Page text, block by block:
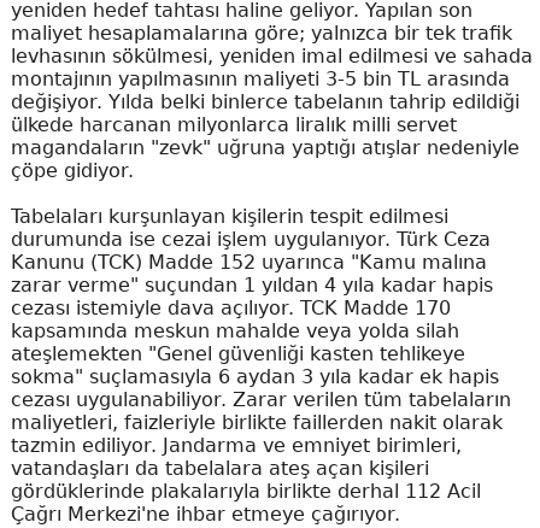
yeniden hedef tahtası haline geliyor. Yapılan son
maliyet hesaplamalarına göre; yalnızca bir tek trafik
levhasının sökülmesi, yeniden imal edilmesi ve sahada
montajının yapılmasının maliyeti 3-5 bin TL arasında
değişiyor. Yılda belki binlerce tabelanın tahrip edildiği
ülkede harcanan milyonlarca liralık milli servet
magandaların "zevk" uğruna yaptığı atışlar nedeniyle
çöpe gidiyor.
Tabelaları kurşunlayan kişilerin tespit edilmesi
durumunda ise cezai işlem uygulanıyor. Türk Ceza
Kanunu (TCK) Madde 152 uyarınca "Kamu malına
zarar verme" suçundan 1 yıldan 4 yıla kadar hapis
cezası istemiyle dava açılıyor. TCK Madde 170
kapsamında meskun mahalde veya yolda silah
ateşlemekten "Genel güvenliği kasten tehlikeye
sokma" suçlamasıyla 6 aydan 3 yıla kadar ek hapis
cezası uygulanabiliyor. Zarar verilen tüm tabelaların
maliyetleri, faizleriyle birlikte faillerden nakit olarak
tazmin ediliyor. Jandarma ve emniyet birimleri,
vatandaşları da tabelalara ateş açan kişileri
gördüklerinde plakalarıyla birlikte derhal 112 Acil
Çağrı Merkezi'ne ihbar etmeye çağırıyor.